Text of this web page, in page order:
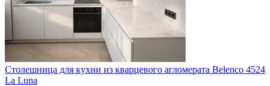
Столешница для кухни из кварцевого агломерата Belenco 4524
La Luna